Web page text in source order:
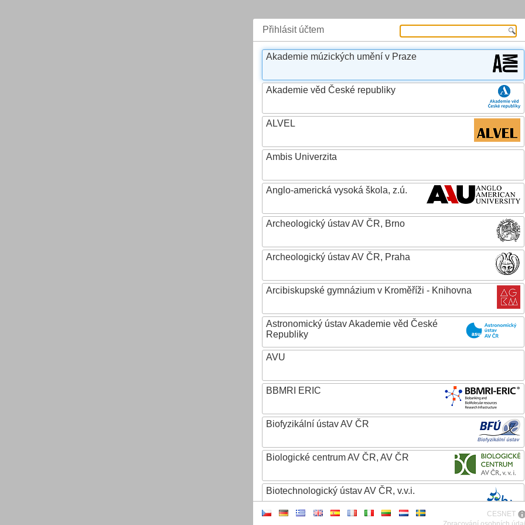
Přihlásit účtem
Akademie múzických umění v Praze
Akademie věd České republiky
ALVEL
Ambis Univerzita
Anglo-americká vysoká škola, z.ú.
Archeologický ústav AV ČR, Brno
Archeologický ústav AV ČR, Praha
Arcibiskupské gymnázium v Kroměříži - Knihovna
Astronomický ústav Akademie věd České
Republiky
AVU
BBMRI ERIC
Biofyzikální ústav AV ČR
Biologické centrum AV ČR, AV ČR
Biotechnologický ústav AV ČR, v.v.i.
CESNET